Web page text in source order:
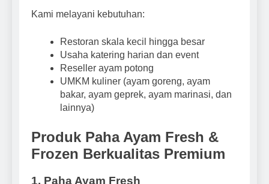
Kami melayani kebutuhan:
Restoran skala kecil hingga besar
Usaha katering harian dan event
Reseller ayam potong
UMKM kuliner (ayam goreng, ayam
bakar, ayam geprek, ayam marinasi, dan
lainnya)
Produk Paha Ayam Fresh &
Frozen Berkualitas Premium
1. Paha Ayam Fresh